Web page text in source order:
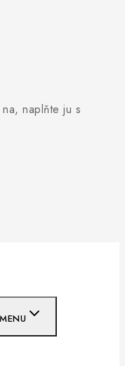
naplňte ju s